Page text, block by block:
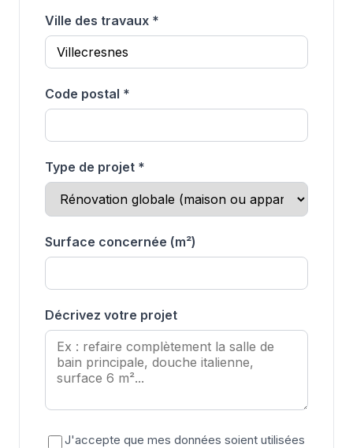
Ville des travaux *
Code postal *
Type de projet *
Surface concernée (m²)
Décrivez votre projet
J'accepte que mes données soient utilisées